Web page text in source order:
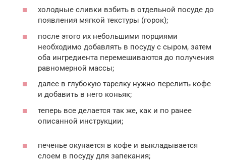
холодные сливки взбить в отдельной посуде до
появления мягкой текстуры (горок);
после этого их небольшими порциями
необходимо добавлять в посуду с сыром, затем
оба ингредиента перемешиваются до получения
равномерной массы;
далее в глубокую тарелку нужно перелить кофе
и добавить в него коньяк;
теперь все делается так же, как и по ранее
описанной инструкции;
печенье окунается в кофе и выкладывается
слоем в посуду для запекания;